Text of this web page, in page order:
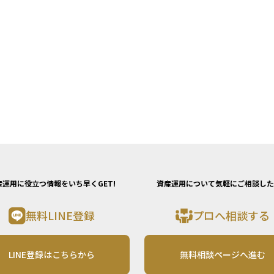
運用に役立つ情報をいち早くGET!
無料LINE登録
LINE登録はこちらから
資産運用について気軽にご相談し
プロへ相談する
無料相談ページへ進む